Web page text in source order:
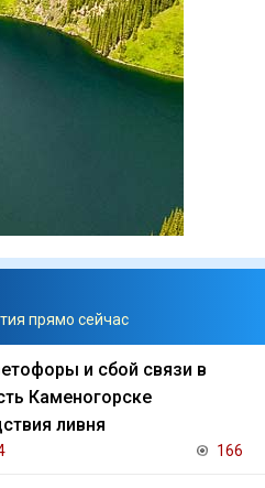
прямо сейчас
и сбой связи в
Каменогорске
ливня
166